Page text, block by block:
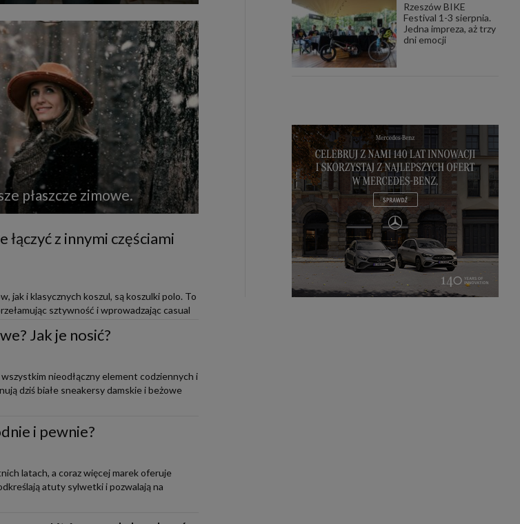
płaszcze zimowe.
z innymi częściami
jak i klasycznych koszul, są koszulki polo. To
sztywność i wprowadzając casual
Jak je nosić?
nieodłączny element codziennych i
dziś białe sneakersy damskie i beżowe
i pewnie?
latach, a coraz więcej marek oferuje
atuty sylwetki i pozwalają na
Rzeszów BIKE
Festival 1-3 sierpnia.
Jedna impreza, aż trzy
dni emocji